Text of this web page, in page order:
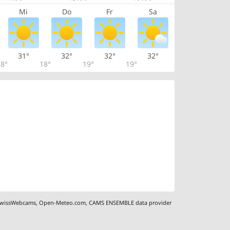
Mi Do Fr Sa
31°
18°
32°
19°
32°
19°
32°
,Open-Meteo.com,CAMS ENSEMBLE data provider